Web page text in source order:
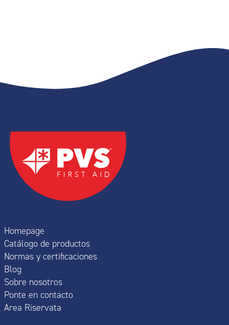
Homepage
Catálogo de productos
Normas y certificaciones
Blog
Sobre nosotros
Ponte en contacto
Area Riservata